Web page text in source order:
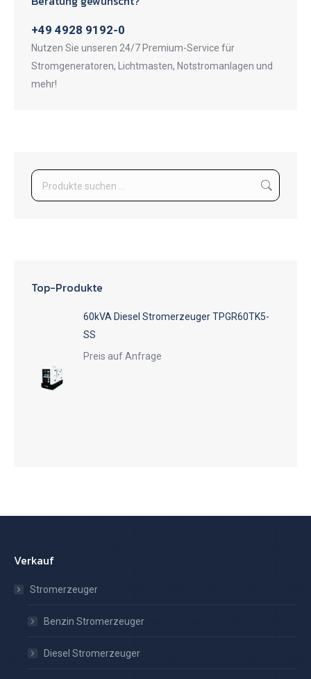
+49 4928 9192-0
Nutzen Sie unseren 24/7 Premium-Service für
Stromgeneratoren, Lichtmasten, Notstromanlagen und
mehr!
Top-Produkte
60kVA Diesel Stromerzeuger TPGR60TK5-
SS
Preis auf Anfrage
Verkauf
Stromerzeuger
Benzin Stromerzeuger
Diesel Stromerzeuger